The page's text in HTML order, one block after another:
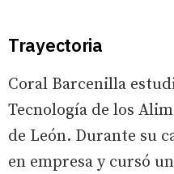
Trayectoria
Coral Barcenilla
Tecnología de los
de León. Durante su
en empresa y cursó